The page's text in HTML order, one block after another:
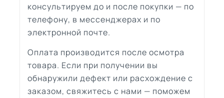
консультируем до и после покупки — по
телефону, в мессенджерах и по
электронной почте.
Оплата производится после осмотра
товара. Если при получении вы
обнаружили дефект или расхождение с
заказом, свяжитесь с нами — поможем